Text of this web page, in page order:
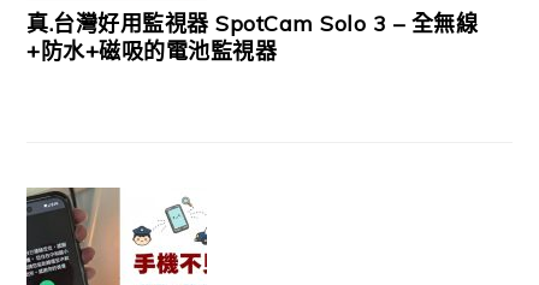
真.台灣好用監視器 SpotCam Solo 3 – 全無線
+防水+磁吸的電池監視器